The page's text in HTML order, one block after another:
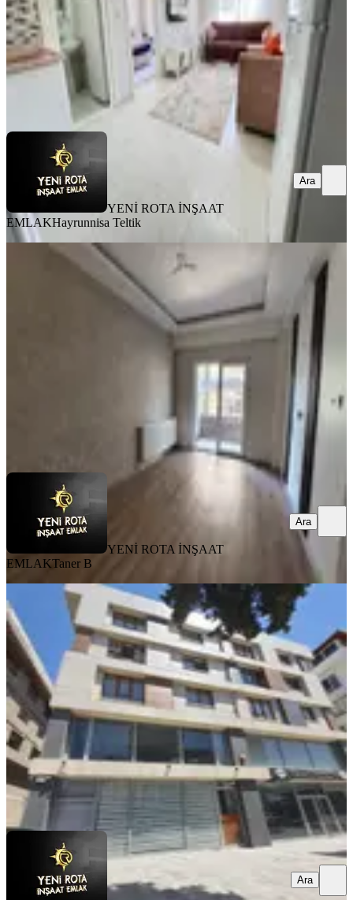
15.750 ₺
YENİ ROTA İNŞAAT EMLAKHayrunnisa Teltik
YENİ ROTA İNŞAAT
EMLAKHayrunnisa Teltik
Ara
BALKONLU
6 Şubat Sonrası 2+1 Kiralık Daire
Dulkadiroğlu, Bahçeli Evler Mahallesi
90 m²· 2. Kat·31.07.2026
YENİ ROTA İNŞAAT EMLAKTaner B
YENİ ROTA İNŞAAT
EMLAKTaner B
Ara
MANZARALI
Yeni Rota'dan Çarşı Merkezde Eşyalı
2+0 Kiralık Daire
Dulkadiroğlu, Yeni Şehir Mahallesi
2+0·95 m²·3. Kat·31.07.2026
17.000 ₺
YENİ ROTA İNŞAAT EMLAKFaruk ATCI
Ara
Ara